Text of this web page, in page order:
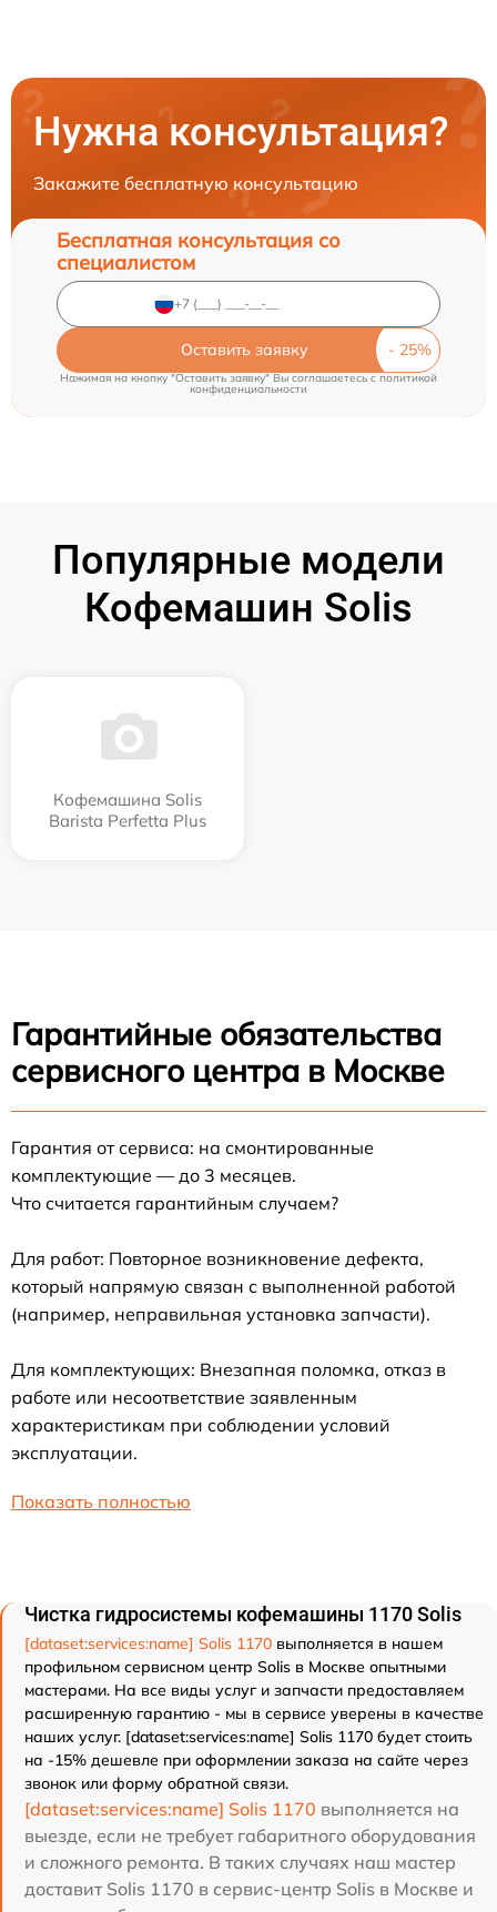
Нужна консультация?
Закажите бесплатную консультацию
Бесплатная консультация со
специалистом
Оставить заявку
Нажимая на кнопку "Оставить заявку" Вы соглашаетесь cполитикой
конфиденциальности
Популярные модели
Кофемашин Solis
Кофемашина Solis
Barista Perfetta Plus
Гарантийные обязательства
сервисного центра в Москве
Гарантия от сервиса: на смонтированные
комплектующие — до 3 месяцев.
Что считается гарантийным случаем?
Для работ: Повторное возникновение дефекта,
который напрямую связан с выполненной работой
(например, неправильная установка запчасти).
Для комплектующих: Внезапная поломка, отказ в
работе или несоответствие заявленным
характеристикам при соблюдении условий
эксплуатации.
Показать полностью
Чистка гидросистемы кофемашины 1170 Solis
[dataset:services:name] Solis 1170 выполняется в нашем
профильном сервисном центр Solis в Москве опытными
мастерами. На все виды услуг и запчасти предоставляем
расширенную гарантию - мы в сервисе уверены в качестве
наших услуг. [dataset:services:name] Solis 1170 будет стоить
на -15% дешевле при оформлении заказа на сайте через
звонок или форму обратной связи.
[dataset:services:name] Solis 1170 выполняется на
выезде, если не требует габаритного оборудования
и сложного ремонта. В таких случаях наш мастер
доставит Solis 1170 в сервис-центр Solis в Москве и